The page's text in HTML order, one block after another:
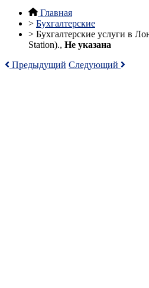
Главная
> Бухгалтерские
> Бухгалтерские услуги в
Station)., Не указана
Предыдущий Следующий